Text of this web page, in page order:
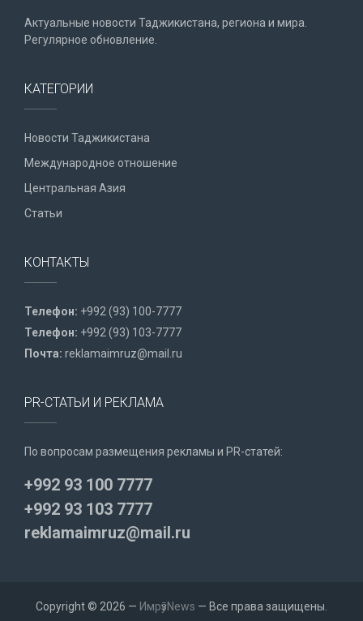
Актуальные новости Таджикистана, региона и мира.
Регулярное обновление.
КАТЕГОРИИ
Новости Таджикистана
Международное отношение
Центральная Азия
Статьи
КОНТАКТЫ
Телефон: +992 (93) 100-7777
Телефон: +992 (93) 103-7777
Почта: reklamaimruz@mail.ru
PR-СТАТЬИ И РЕКЛАМА
По вопросам размещения рекламы и PR-статей:
+992 93 100 7777
+992 93 103 7777
reklamaimruz@mail.ru
Copyright © 2026 — ИмрӯзNews — Все права защищены.